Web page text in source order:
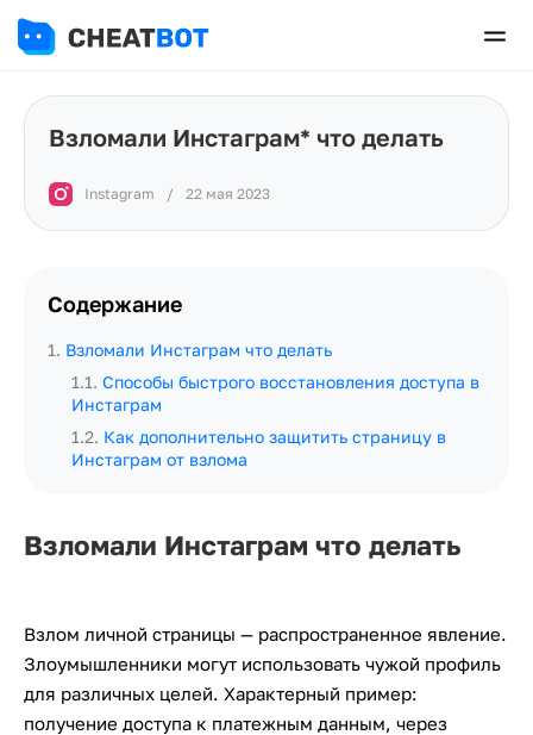
Взломали Инстаграм* что делать
Instagram / 22 мая 2023
Содержание
1. Взломали Инстаграм что делать
1.1. Способы быстрого восстановления доступа в
Инстаграм
1.2. Как дополнительно защитить страницу в
Инстаграм от взлома
Взломали Инстаграм что делать
Взлом личной страницы — распространенное явление.
Злоумышленники могут использовать чужой профиль
для различных целей. Характерный пример:
получение доступа к платежным данным, через